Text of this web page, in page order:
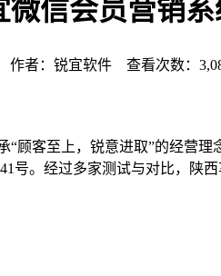
微信会员营销
作者：锐宜软件 查看次数：
顾客至上，锐意进取”的经营
。经过多家测试与对比，陕